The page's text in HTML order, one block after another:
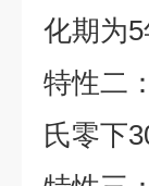
化期为5
特性二
氏零下